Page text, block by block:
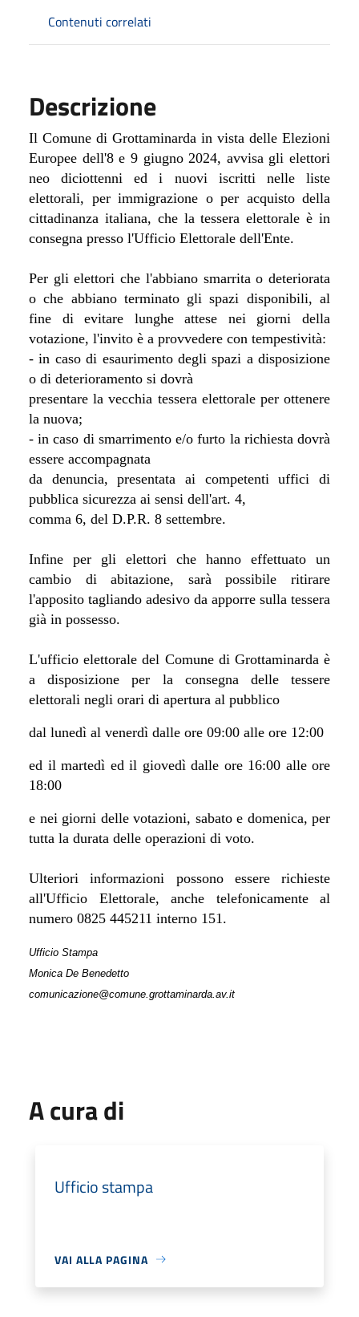
Contenuti correlati
Descrizione
Il Comune di Grottaminarda in vista delle Elezioni
Europee dell'8 e 9 giugno 2024, avvisa gli elettori
neo diciottenni ed i nuovi iscritti nelle liste
elettorali, per immigrazione o per acquisto della
cittadinanza italiana, che la tessera elettorale è in
consegna presso l'Ufficio Elettorale dell'Ente.
Per gli elettori che l'abbiano smarrita o deteriorata
o che abbiano terminato gli spazi disponibili, al
fine di evitare lunghe attese nei giorni della
votazione, l'invito è a provvedere con tempestività:
- in caso di esaurimento degli spazi a disposizione
o di deterioramento si dovrà
presentare la vecchia tessera elettorale per ottenere
la nuova;
- in caso di smarrimento e/o furto la richiesta dovrà
essere accompagnata
da denuncia, presentata ai competenti uffici di
pubblica sicurezza ai sensi dell'art. 4,
comma 6, del D.P.R. 8 settembre.
Infine per gli elettori che hanno effettuato un
cambio di abitazione, sarà possibile ritirare
l'apposito tagliando adesivo da apporre sulla tessera
già in possesso.
L'ufficio elettorale del Comune di Grottaminarda è
a disposizione per la consegna delle tessere
elettorali negli orari di apertura al pubblico
dal lunedì al venerdì dalle ore 09:00 alle ore 12:00
ed il martedì ed il giovedì dalle ore 16:00 alle ore
18:00
e nei giorni delle votazioni, sabato e domenica, per
tutta la durata delle operazioni di voto.
Ulteriori informazioni possono essere richieste
all'Ufficio Elettorale, anche telefonicamente al
numero 0825 445211 interno 151.
Ufficio Stampa
Monica De Benedetto
comunicazione@comune.grottaminarda.av.it
A cura di
Ufficio stampa
VAI ALLA PAGINA